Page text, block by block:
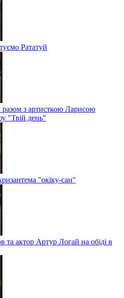
Рататуй
з артисткою Ларисою
"Твій день"
"окіку-сан"
актор Артур Логай на обіді в